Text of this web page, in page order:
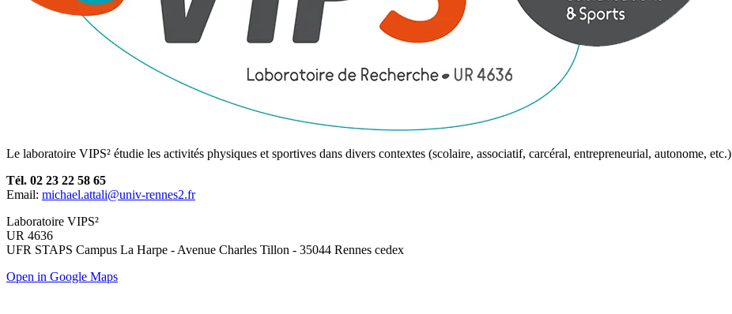
Le laboratoire VIPS² étudie les activités physiques et sportives dans divers contextes (scolaire, associatif, carcéral, entrepreneurial, autonome, etc.)
Tél. 02 23 22 58 65
Email: michael.attali@univ-rennes2.fr
Laboratoire VIPS²
UR 4636
UFR STAPS Campus La Harpe - Avenue Charles Tillon - 35044 Rennes cedex
Open in Google Maps